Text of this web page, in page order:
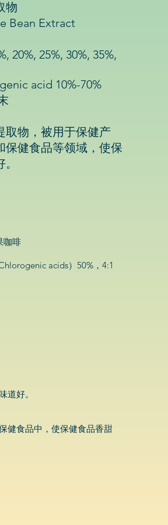
物
Bean Extract
20%, 25%, 30%, 35%,
acid 10%-70%
取物，被用于保健产
保健食品等领域，使保
咖啡
acids）50%，4:1
道好。
健食品中，使保健食品香甜